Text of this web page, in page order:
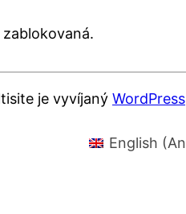
je vyvíjaný WordPress
English (